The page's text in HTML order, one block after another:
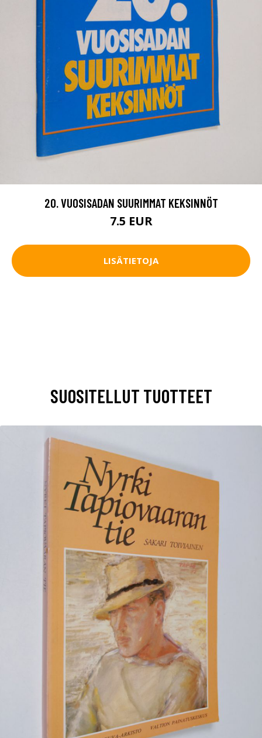
20. VUOSISADAN SUURIMMAT KEKSINNÖT
7.5 EUR
LISÄTIETOJA
SUOSITELLUT TUOTTEET